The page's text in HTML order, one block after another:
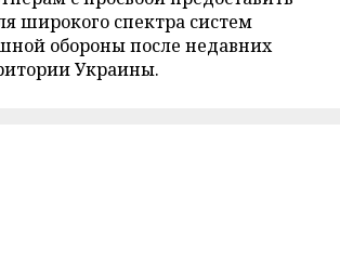
широкого спектра систем
обороны после недавних
Украины.